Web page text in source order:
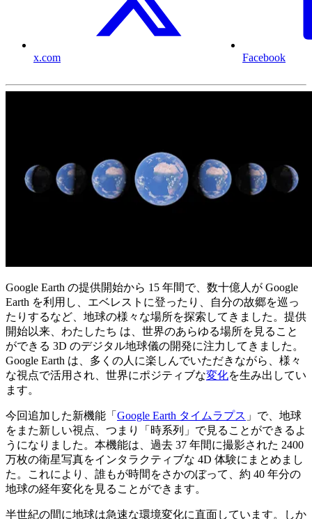
x.com Facebook
Google Earth の提供開始から 15 年間で、数十億人が Google
Earth を利用し、エベレストに登ったり、自分の故郷を巡っ
たりするなど、地球の様々な場所を探索してきました。提供
開始以来、わたしたち は、世界のあらゆる場所を見ること
ができる 3D のデジタル地球儀の開発に注力してきました。
Google Earth は、多くの人に楽しんでいただきながら、様々
な視点で活用され、世界にポジティブな変化を生み出してい
ます。
今回追加した新機能「 Google Earth タイムラプス 」で、地球
をまた新しい視点、つまり「時系列」で見ることができるよ
うになりました。本機能は、過去 37 年間に撮影された 2400
万枚の衛星写真をインタラクティブな 4D 体験にまとめまし
た。これにより、誰もが時間をさかのぼって、約 40 年分の
地球の経年変化を見ることができます。
半世紀の間に地球は急速な環境変化に直面しています。しか